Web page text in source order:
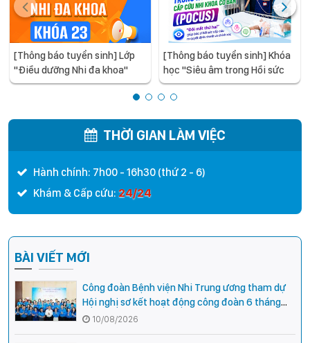
[Thông báo tuyển sinh] Lớp
"Điều dưỡng Nhi đa khoa"
khóa 23, năm học 2026
[Thông báo tuyển sinh] Khóa
học "Siêu âm trong Hồi sức
cấp cứu Nhi khoa cơ bản"
THỜI GIAN LÀM VIỆC
Hành chính: 7h00 - 16h30 (thứ 2 - 6)
Khám & Cấp cứu: 24/24
BÀI VIẾT MỚI
Công đoàn Bệnh viện Nhi Trung ương tham dự
Hội nghị sơ kết hoạt động công đoàn 6 tháng
đầu năm 2026 của Khối thi đua số 3 - Công
đoàn Y tế Việt Nam
10/08/2026